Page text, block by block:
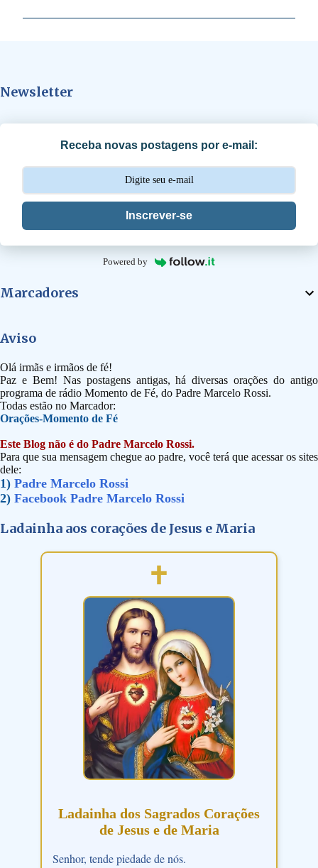
á
s
Newsletter
Receba novas postagens por e-mail:
Inscrever-se
Powered by
Marcadores
Aviso
Olá irmãs e irmãos de fé!
Paz e Bem! Nas postagens antigas, há diversas orações do antigo
programa de rádio Momento de Fé, do Padre Marcelo Rossi.
Todas estão no Marcador:
Orações-Momento de Fé
Este Blog não é do Padre Marcelo Rossi.
Para que sua mensagem chegue ao padre, você terá que acessar os sites
dele:
1) Padre Marcelo Rossi
2) Facebook Padre Marcelo Rossi
Ladainha aos corações de Jesus e Maria
Ladainha dos Sagrados Corações
de Jesus e de Maria
Senhor, tende piedade de nós.